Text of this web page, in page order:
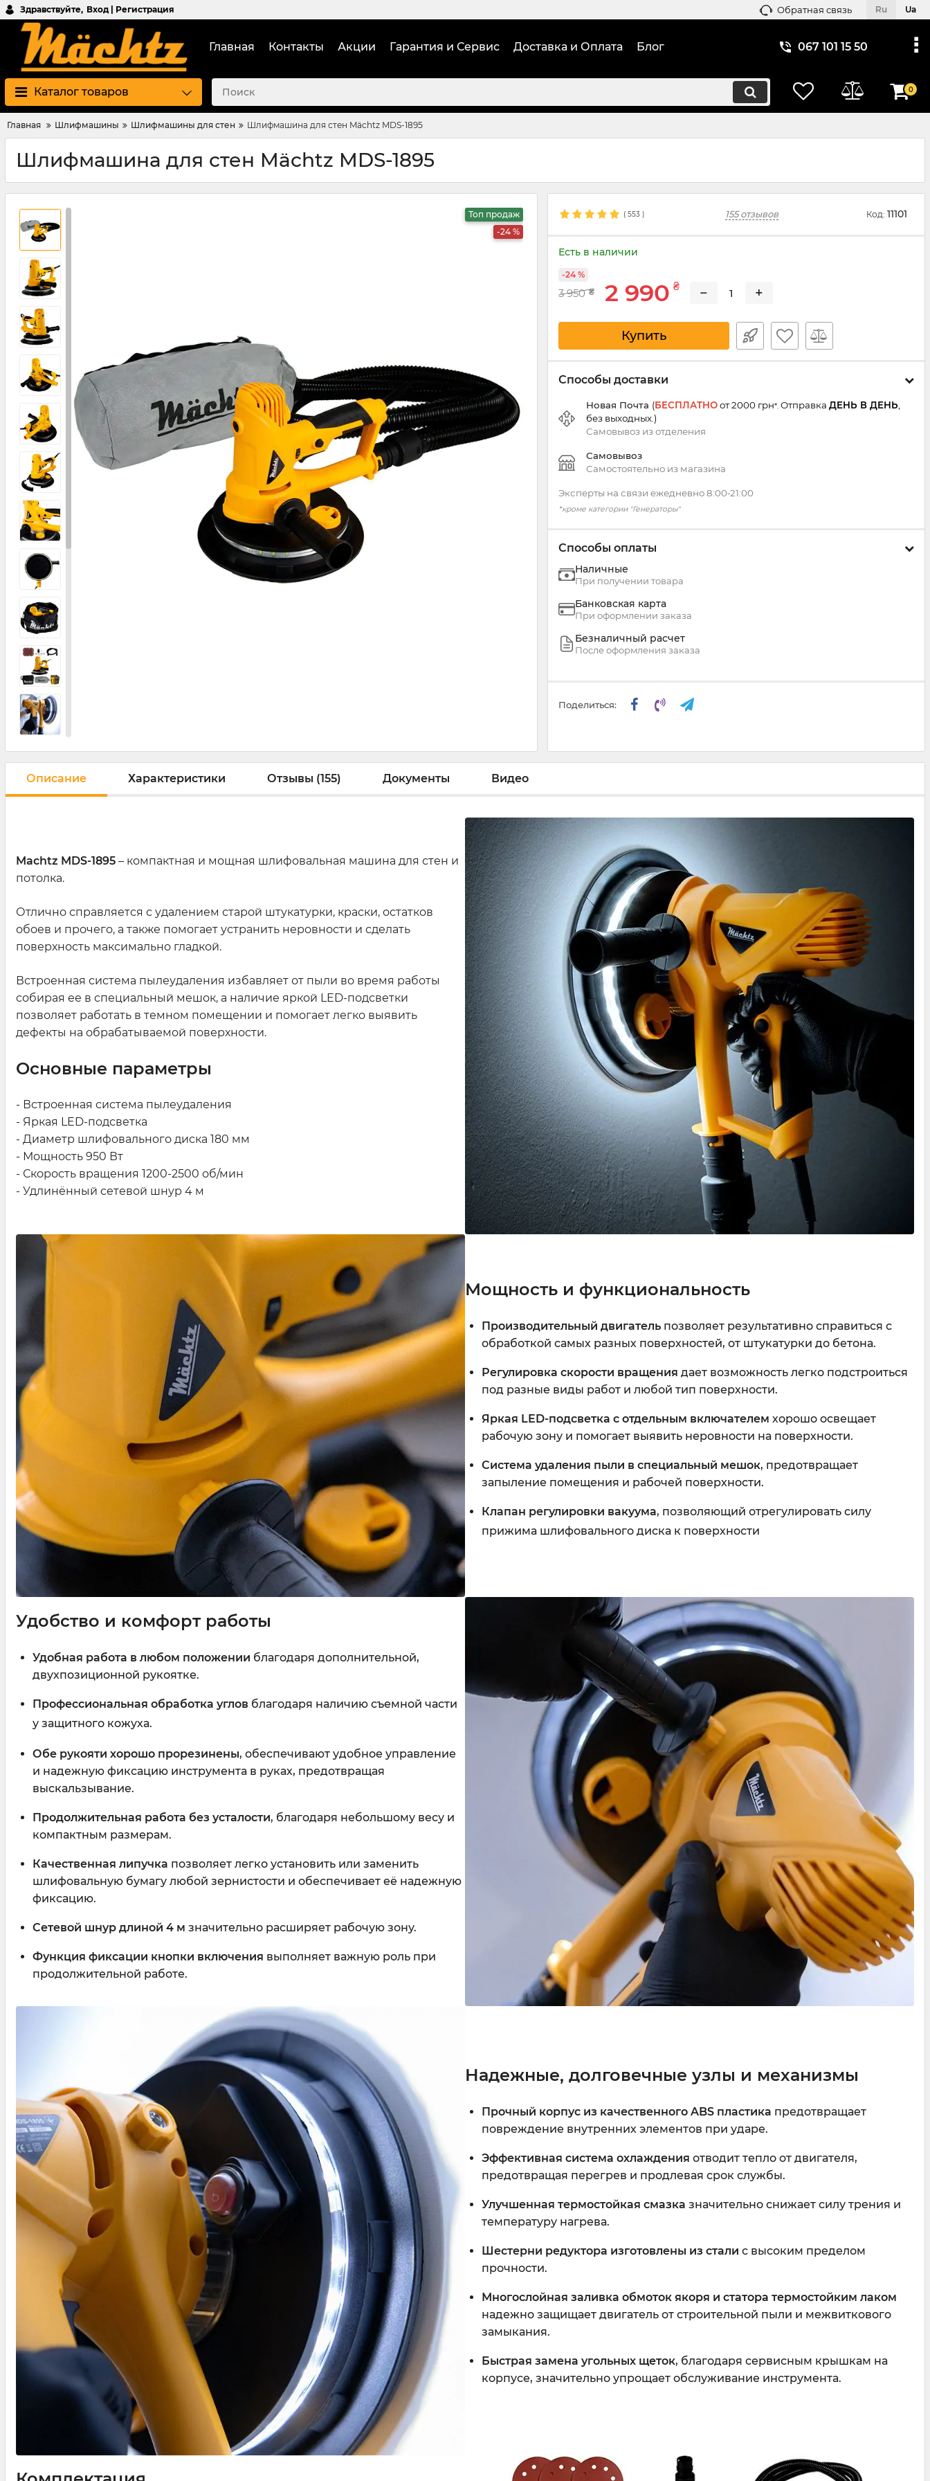
Здравствуйте, Вход | Регистрация Обратная связь Ru Ua
Главная Контакты Акции Гарантия и Сервис Доставка и Оплата Блог 067 101 15 50
Каталог товаров 0
Главная Шлифмашины Шлифмашины для стен Шлифмашина для стен Mächtz MDS-1895
Шлифмашина для стен Mächtz MDS-1895
Топ продаж
-24 %
( 553 ) 155 отзывов Код: 11101
Есть в наличии
3 950 ₴ 2 990 ₴
-24 %
− +
Купить
Способы доставки
Новая Почта (БЕСПЛАТНОот 2000 грн*. Отправка ДЕНЬ В ДЕНЬ
без выходных.)
Самовывоз изотделения
Самовывоз
Самостоятельно из магазина
Эксперты на связи ежедневно 8:00‑21:00
*кроме категории "Генераторы"
Способы оплаты
Наличные
При получении товара
Банковская карта
При оформлении заказа
Безналичный расчет
После оформления заказа
Поделиться:
Описание Характеристики Отзывы (155) Документы Видео
Machtz MDS-1895 – компактная и мощная шлифовальная машина для стен и
потолка.
Отлично справляется с удалением старой штукатурки, краски, остатков
обоев и прочего, а также помогает устранить неровности и сделать
поверхность максимально гладкой.
Встроенная система пылеудаления избавляет от пыли во время работы
собирая ее в специальный мешок, а наличие яркой LED-подсветки
позволяет работать в темном помещении и помогает легко выявить
дефекты на обрабатываемой поверхности.
Основные параметры
- Встроенная система пылеудаления
- Яркая LED-подсветка
- Диаметр шлифовального диска 180 мм
- Мощность 950 Вт
- Скорость вращения 1200-2500 об/мин
- Удлинённый сетевой шнур 4 м
Мощность и функциональность
Производительный двигатель позволяет результативно справиться с
обработкой самых разных поверхностей, от штукатурки до бетона.
Регулировка скорости вращения дает возможность легко подстроиться
под разные виды работ и любой тип поверхности.
Яркая LED-подсветка с отдельным включателем хорошо освещает
рабочую зону и помогает выявить неровности на поверхности.
Система удаления пыли в специальный мешок, предотвращает
запыление помещения и рабочей поверхности.
Клапан регулировки вакуума, позволяющий отрегулировать силу
прижима шлифовального диска к поверхности
Удобство и комфорт работы
Удобная работа в любом положении благодаря дополнительной,
двухпозиционной рукоятке.
Профессиональная обработка углов благодаря наличию съемной части
у защитного кожуха.
Обе рукояти хорошо прорезинены, обеспечивают удобное управление
и надежную фиксацию инструмента в руках, предотвращая
выскальзывание.
Продолжительная работа без усталости, благодаря небольшому весу и
компактным размерам.
Качественная липучка позволяет легко установить или заменить
шлифовальную бумагу любой зернистости и обеспечивает её надежную
фиксацию.
Сетевой шнур длиной 4 м значительно расширяет рабочую зону.
Функция фиксации кнопки включения выполняет важную роль при
продолжительной работе.
Надежные, долговечные узлы и механизмы
Прочный корпус из качественного ABS пластика предотвращает
повреждение внутренних элементов при ударе.
Эффективная система охлаждения отводит тепло от двигателя,
предотвращая перегрев и продлевая срок службы.
Улучшенная термостойкая смазка значительно снижает силу трения и
температуру нагрева.
Шестерни редуктора изготовлены из стали с высоким пределом
прочности.
Многослойная заливка обмоток якоря и статора термостойким лаком
надежно защищает двигатель от строительной пыли и межвиткового
замыкания.
Быстрая замена угольных щеток, благодаря сервисным крышкам на
корпусе, значительно упрощает обслуживание инструмента.